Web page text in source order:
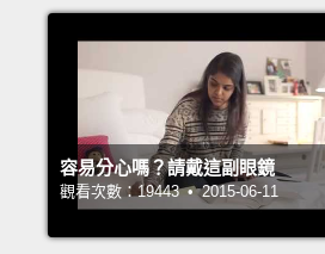
容易分心嗎？請戴這副眼鏡
觀看次數：19443 • 2015-06-11